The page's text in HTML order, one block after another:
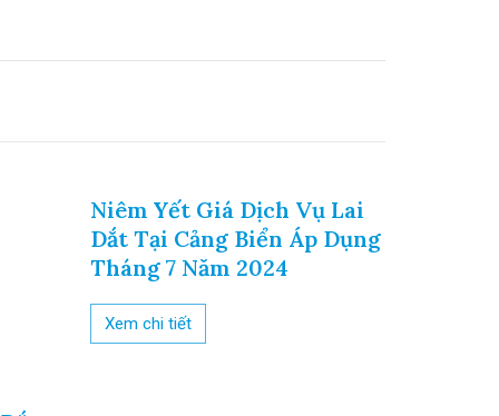
Niêm Yết Giá Dịch Vụ Lai
Dắt Tại Cảng Biển Áp Dụng
Tháng 7 Năm 2024
Xem chi tiết